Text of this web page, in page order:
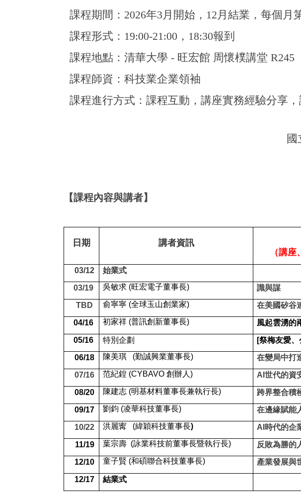
課程期間： 2026年3 月開始， 12月結業，每個月
課程形式： 19:00-21:00 ， 18:30報到
課程地點：清華大學 - 旺宏館 周懷樸講堂 R245
課程師資：科技業企業領袖
課程進行方式：課程互動，講座實務經驗分享
【課程內容與講者】
日期 講者資訊
（講
03/12 始業式
03/19 吳敏求 (旺宏電子董事長) 識與謀
TBD 俞寧寧 (全球玉山創業家) 在美國矽谷
04/16 初家祥 (普訊創新董事長) 風起雲湧的
05/16 特別企劃 [祭梅友愛
06/18 陳美琪 (勤誠興業董事長) 在變局中打
07/16 范紀鍠 (CYBAVO 創辦人 ) AI世代的資
08/20 陳建志 (明基材料董事長兼執行長) 跨界整合積
09/17 劉鈞 (凌華科技董事長) 在邊緣賦能
10/22 洪麗寗 (緯穎科技董事長) AI時代的企
11/19 葉宗壽 (詠業科技前董事長暨執行長) 反敗為勝的
12/10 童子賢 (和碩聯合科技董事長) 產業發展與
12/17 結業式